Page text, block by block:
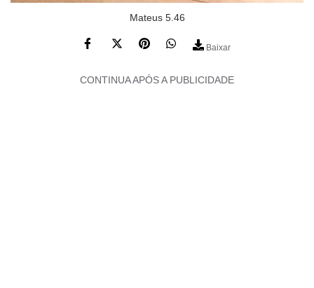
Mateus 5.46
Baixar
CONTINUA APÓS A PUBLICIDADE